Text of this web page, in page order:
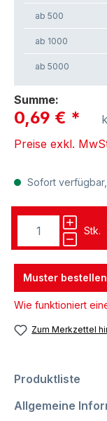
ab 500
ab 1000
ab 5000
Summe:
0,69 € *
Preise exkl.
Sofort
Stk.
Muster bestellen
Wie funktioniert
Zum Merkzettel
Produktliste
Allgemeine